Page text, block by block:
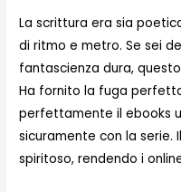
La scrittura era sia
di ritmo e metro. Se sei
fantascienza dura,
Ha fornito la fuga
perfettamente il ebooks
sicuramente con la serie.
spiritoso, rendendo i